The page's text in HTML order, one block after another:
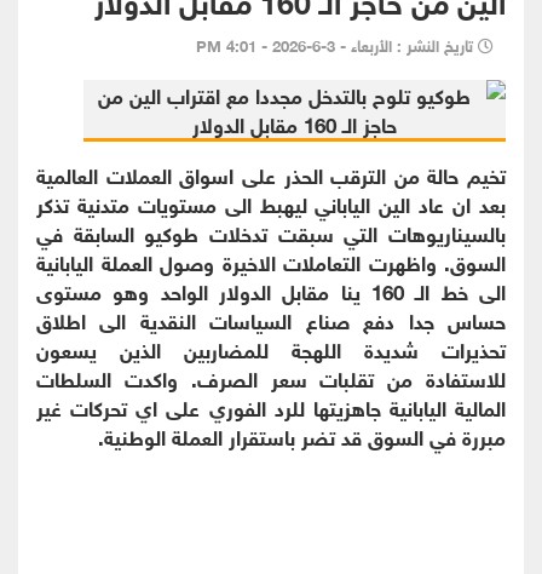
تاريخ النشر : الأربعاء - 3-6-2026 - 4:01 PM
تخيم حالة من الترقب الحذر على اسواق العملات العالمية
بعد ان عاد الين الياباني ليهبط الى مستويات متدنية تذكر
بالسيناريوهات التي سبقت تدخلات طوكيو السابقة في
السوق. واظهرت التعاملات الاخيرة وصول العملة اليابانية
الى خط الـ 160 ينا مقابل الدولار الواحد وهو مستوى
حساس جدا دفع صناع السياسات النقدية الى اطلاق
تحذيرات شديدة اللهجة للمضاربين الذين يسعون
للاستفادة من تقلبات سعر الصرف. واكدت السلطات
المالية اليابانية جاهزيتها للرد الفوري على اي تحركات غير
مبررة في السوق قد تضر باستقرار العملة الوطنية.